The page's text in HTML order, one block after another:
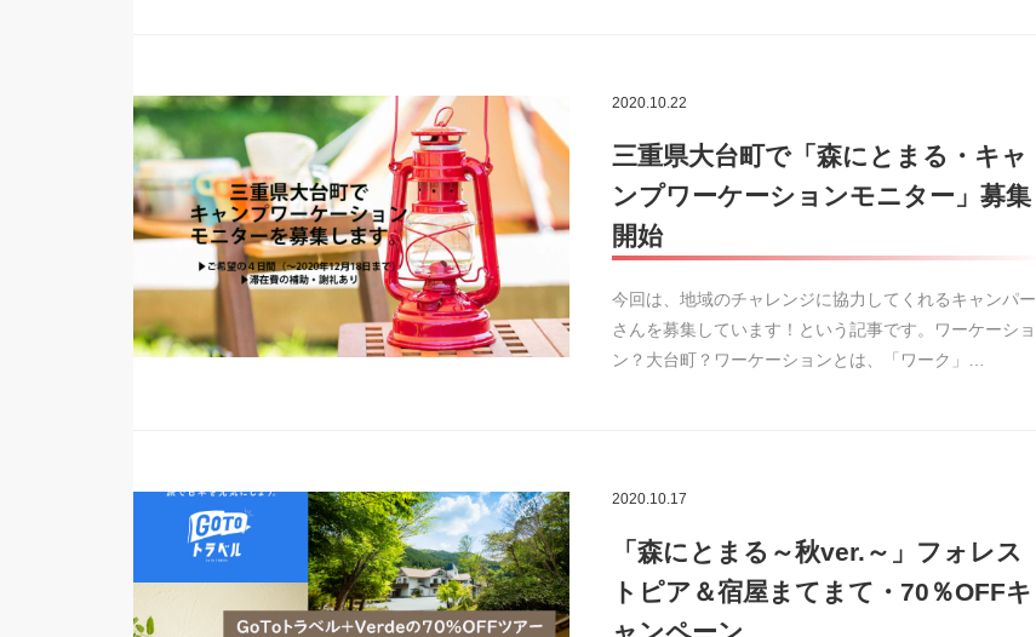
2020.10.22
三重県大台町で「森にとまる・キャ
ンプワーケーションモニター」募集
開始
今回は、地域のチャレンジに協力してくれるキャンパー
さんを募集しています！という記事です。ワーケーショ
ン？大台町？ワーケーションとは、「ワーク」…
2020.10.17
「森にとまる～秋ver.～」フォレス
トピア＆宿屋まてまて・70％OFFキ